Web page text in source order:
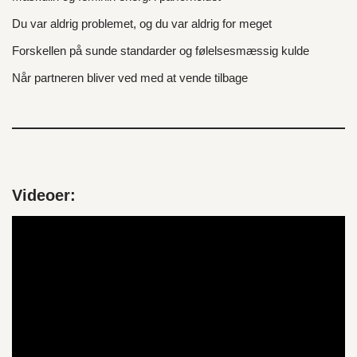
Du var aldrig problemet, og du var aldrig for meget
Forskellen på sunde standarder og følelsesmæssig kulde
Når partneren bliver ved med at vende tilbage
Videoer: